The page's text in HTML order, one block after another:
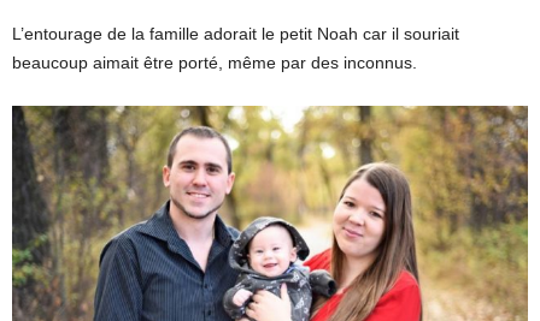
L’entourage de la famille adorait le petit Noah car il souriait
beaucoup aimait être porté, même par des inconnus.